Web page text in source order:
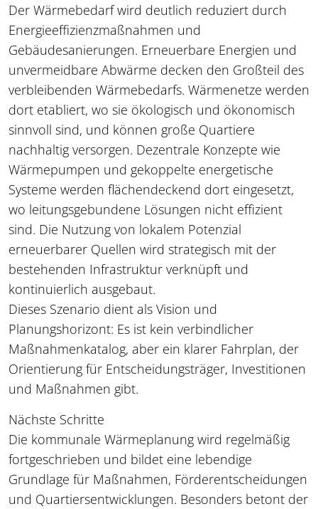
Der Wärmebedarf wird deutlich reduziert durch
Energieeffizienzmaßnahmen und
Gebäudesanierungen. Erneuerbare Energien und
unvermeidbare Abwärme decken den Großteil des
verbleibenden Wärmebedarfs. Wärmenetze werden
dort etabliert, wo sie ökologisch und ökonomisch
sinnvoll sind, und können große Quartiere
nachhaltig versorgen. Dezentrale Konzepte wie
Wärmepumpen und gekoppelte energetische
Systeme werden flächendeckend dort eingesetzt,
wo leitungsgebundene Lösungen nicht effizient
sind. Die Nutzung von lokalem Potenzial
erneuerbarer Quellen wird strategisch mit der
bestehenden Infrastruktur verknüpft und
kontinuierlich ausgebaut.
Dieses Szenario dient als Vision und
Planungshorizont: Es ist kein verbindlicher
Maßnahmenkatalog, aber ein klarer Fahrplan, der
Orientierung für Entscheidungsträger, Investitionen
und Maßnahmen gibt.
Nächste Schritte
Die kommunale Wärmeplanung wird regelmäßig
fortgeschrieben und bildet eine lebendige
Grundlage für Maßnahmen, Förderentscheidungen
und Quartiersentwicklungen. Besonders betont der